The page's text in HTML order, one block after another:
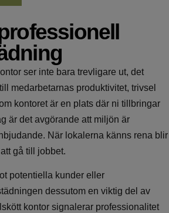
ser inte bara trevligare ut, det
medarbetarnas produktivitet, trivsel
kontoret är en plats där ni tillbringar
är det avgörande att miljön är
När lokalerna känns rena blir
gå till jobbet.
potentiella kunder eller
dessutom en viktig del av
kontor signalerar professionalitet